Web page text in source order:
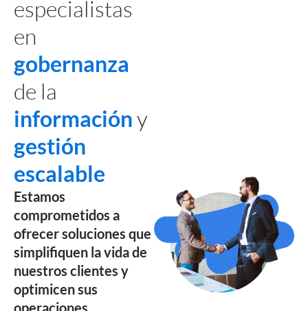
especialistas
en
gobernanza
de la
informacióny
gestión
escalable​
Estamos
comprometidos a
ofrecer soluciones que
simplifiquen la vida de
nuestros clientes y
optimicen sus
operaciones.